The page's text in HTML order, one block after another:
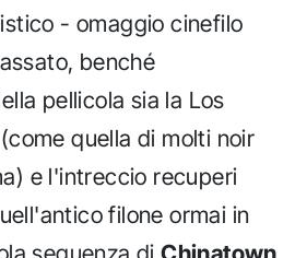
- omaggio cinefilo
benché
pellicola sia la Los
quella di molti noir
e l'intreccio recuperi
filone ormai in
sequenza diChinatown